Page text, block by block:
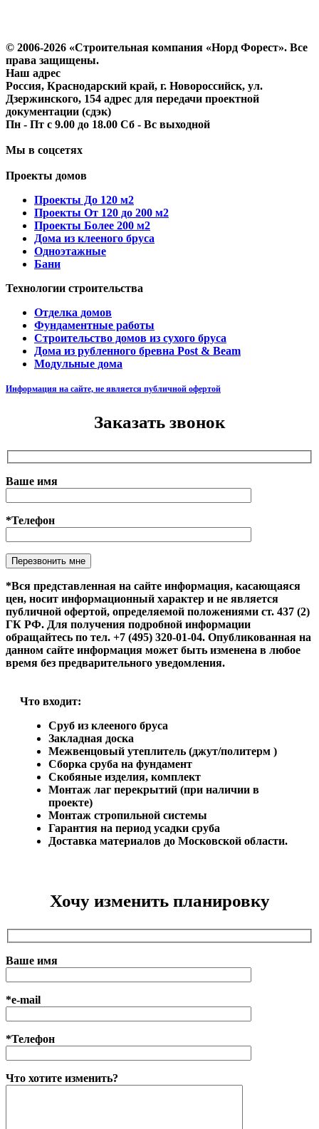
© 2006-2026 «Строительная компания «Норд Форест». Все
права защищены.
Наш адрес
Россия, Краснодарский край, г. Новороссийск, ул.
Дзержинского, 154 адрес для передачи проектной
документации (сдэк)
Пн - Пт с 9.00 до 18.00 Сб - Вс выходной
Мы в соцсетях
Проекты домов
Проекты До 120 м2
Проекты От 120 до 200 м2
Проекты Более 200 м2
Дома из клееного бруса
Одноэтажные
Бани
Технологии строительства
Отделка домов
Фундаментные работы
Строительство домов из сухого бруса
Дома из рубленного бревна Post & Beam
Модульные дома
Информация на сайте, не является публичной офертой
Заказать звонок
Ваше имя
*Телефон
Оставьте это поле пустым.
*Вся представленная на сайте информация, касающаяся
цен, носит информационный характер и не является
публичной офертой, определяемой положениями ст. 437 (2)
ГК РФ. Для получения подробной информации
обращайтесь по тел. +7 (495) 320-01-04. Опубликованная на
данном сайте информация может быть изменена в любое
время без предварительного уведомления.
Что входит:
Сруб из клееного бруса
Закладная доска
Межвенцовый утеплитель (джут/политерм )
Сборка сруба на фундамент
Скобяные изделия, комплект
Монтаж лаг перекрытий (при наличии в
проекте)
Монтаж стропильной системы
Гарантия на период усадки сруба
Доставка материалов до Московской области.
Хочу изменить планировку
Ваше имя
*e-mail
*Телефон
Что хотите изменить?